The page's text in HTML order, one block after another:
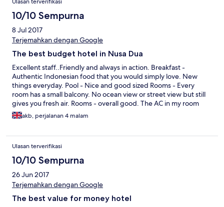
Ulasan terverifikasi
10/10 Sempurna
8 Jul 2017
Terjemahkan dengan Google
The best budget hotel in Nusa Dua
Excellent staff..Friendly and always in action. Breakfast -
Authentic Indonesian food that you would simply love. New
things everyday. Pool - Nice and good sized Rooms - Every
room has a small balcony. No ocean view or street view but still
gives you fresh air. Rooms - overall good. The AC in my room
was very noisy. The staff takes care of it real quick. Location -
The hotel is in a small busy street that won't make a good
Nusa Dua near Bali collection or the Tanjung Benoa road. Very
good hotel if you are a budget traveller but still want some good
quality.
akb, perjalanan 4 malam
Ulasan terverifikasi
10/10 Sempurna
26 Jun 2017
Terjemahkan dengan Google
The best value for money hotel